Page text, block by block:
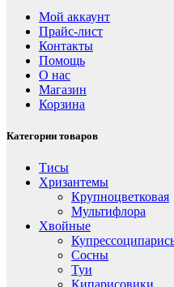
Мой аккаунт
Прайс-лист
Контакты
Помощь
О нас
Магазин
Корзина
Категории товаров
Тисы
Хризантемы
Крупноцветковая
Мультифлора
Хвойные
Сосны
Туи
Кипарисовики